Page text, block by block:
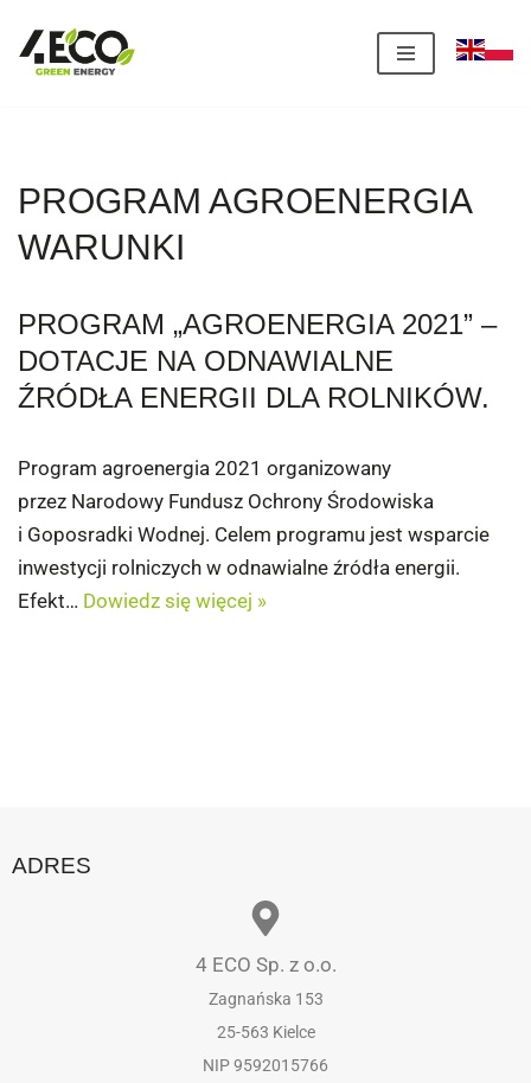
Przejdź
PROGRAM AGROENERGIA
WARUNKI
PROGRAM „AGROENERGIA 2021” –
DOTACJE NA ODNAWIALNE
ŹRÓDŁA ENERGII DLA ROLNIKÓW.
Program agroenergia 2021 organizowany
przez Narodowy Fundusz Ochrony Środowiska
i Goposradki Wodnej. Celem programu jest wsparcie
inwestycji rolniczych w odnawialne źródła energii.
Efekt… Dowiedz się więcej »
ADRES
4 ECO Sp. z o.o.
Zagnańska 153
25-563 Kielce
NIP 9592015766